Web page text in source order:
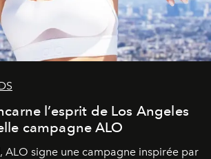
l’esprit de Los Angeles
campagne ALO
ALO signe une campagne inspirée par